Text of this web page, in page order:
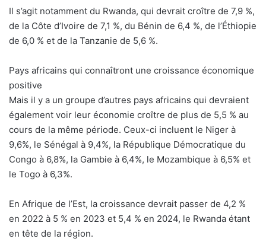
Il s’agit notamment du Rwanda, qui devrait croître de 7,9 %,
de la Côte d’Ivoire de 7,1 %, du Bénin de 6,4 %, de l’Éthiopie
de 6,0 % et de la Tanzanie de 5,6 %.
Pays africains qui connaîtront une croissance économique
positive
Mais il y a un groupe d’autres pays africains qui devraient
également voir leur économie croître de plus de 5,5 % au
cours de la même période. Ceux-ci incluent le Niger à
9,6%, le Sénégal à 9,4%, la République Démocratique du
Congo à 6,8%, la Gambie à 6,4%, le Mozambique à 6,5% et
le Togo à 6,3%.
En Afrique de l’Est, la croissance devrait passer de 4,2 %
en 2022 à 5 % en 2023 et 5,4 % en 2024, le Rwanda étant
en tête de la région.